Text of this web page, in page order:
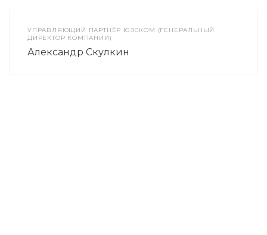
УПРАВЛЯЮЩИЙ ПАРТНЁР ЮЭСКОМ (ГЕНЕРАЛЬНЫЙ
ДИРЕКТОР КОМПАНИИ)
Александр Скулкин